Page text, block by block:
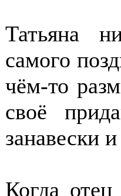
Татьяна
самого
чём-то
своё
занавески
Когда